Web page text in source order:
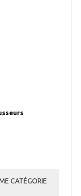
CATÉGORIE